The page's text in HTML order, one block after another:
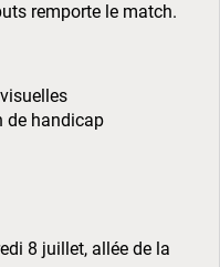
remporte le match.
de handicap
8 juillet, allée de la